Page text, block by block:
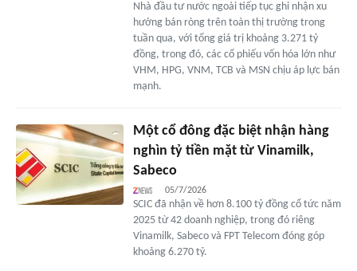
Nhà đầu tư nước ngoài tiếp tục ghi nhận xu
hướng bán ròng trên toàn thị trường trong
tuần qua, với tổng giá trị khoảng 3.271 tỷ
đồng, trong đó, các cổ phiếu vốn hóa lớn như
VHM, HPG, VNM, TCB và MSN chịu áp lực bán
mạnh.
Một cổ đông đặc biệt nhận hàng
nghìn tỷ tiền mặt từ Vinamilk,
Sabeco
05/7/2026
SCIC đã nhận về hơn 8.100 tỷ đồng cổ tức năm
2025 từ 42 doanh nghiệp, trong đó riêng
Vinamilk, Sabeco và FPT Telecom đóng góp
khoảng 6.270 tỷ.